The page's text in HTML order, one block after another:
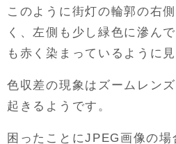
このように街灯の輪郭の右
く、左側も少し緑色に滲ん
も赤く染まっているように見
色収差の現象はズームレン
起きるようです。
困ったことにJPEG画像の